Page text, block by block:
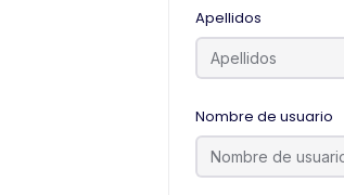
Apellidos
Nombre de usuario